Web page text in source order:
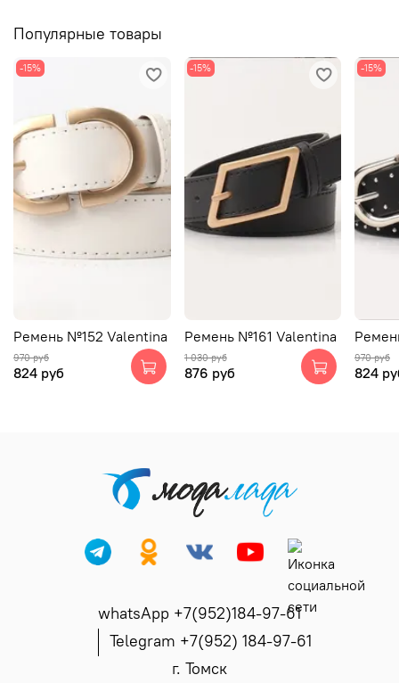
Популярные товары
-15%
Ремень №152 Valentina
970 руб
824 руб
-15%
Ремень №161 Valentina
1 030 руб
876 руб
-15%
970 руб
824
whatsApp +7(952)184-97-61
Telegram +7(952) 184-97-61
г. Томск